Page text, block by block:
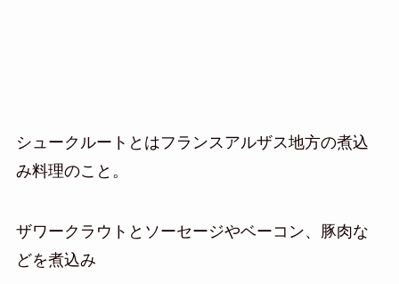
シュークルートとはフランスアルザス地方の煮込
み料理のこと。
ザワークラウトとソーセージやベーコン、豚肉な
どを煮込み